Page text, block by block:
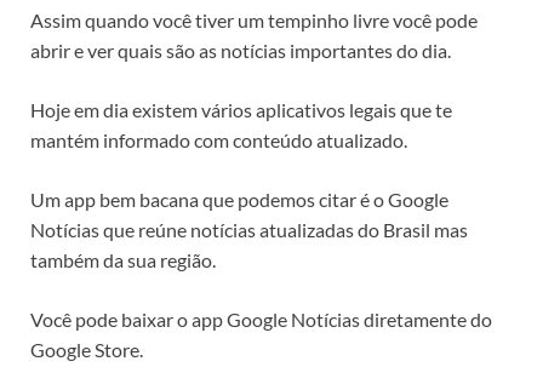
Assim quando você tiver um tempinho livre você pode
abrir e ver quais são as notícias importantes do dia.
Hoje em dia existem vários aplicativos legais que te
mantém informado com conteúdo atualizado.
Um app bem bacana que podemos citar é o Google
Notícias que reúne notícias atualizadas do Brasil mas
também da sua região.
Você pode baixar o app Google Notícias diretamente do
Google Store.